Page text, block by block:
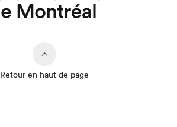
Retour en haut de page